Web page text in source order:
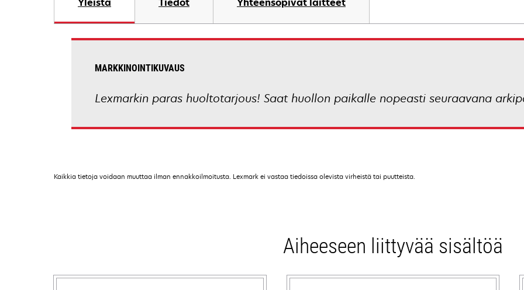
MARKKINOINTIKUVAUS
Lexmarkin paras huoltotarjous! Saat huollon paikalle nopeasti seuraavana
Kaikkia tietoja voidaan muuttaa ilman ennakkoilmoitusta. Lexmark ei vastaa tiedoissa olevista virheistä tai puutteista.
Aiheeseen liittyvää sisältöä